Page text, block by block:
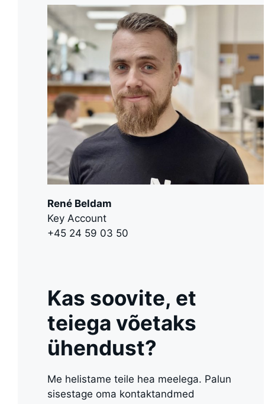
René Beldam
Key Account
+45 24 59 03 50
Kas soovite, et
teiega võetaks
ühendust?
Me helistame teile hea meelega. Palun
sisestage oma kontaktandmed